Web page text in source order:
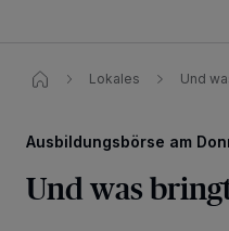
Lokales Und
Ausbildungsbörse am
Und was